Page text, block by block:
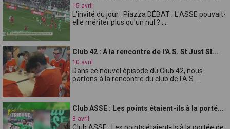
15 avril
L'invité du jour : Piazza DÉBAT : L'ASSE pouvait-
elle mériter plus qu'un nul ? ...
Club 42 : À la rencontre de l'A.S. St Just St...
10 avril
Dans ce nouvel épisode du Club 42, nous
partons à la rencontre du club de l'A.S....
Club ASSE : Les points étaient-ils à la porté...
8 avril
Club ASSE : Les points étaient-ils à la portée de